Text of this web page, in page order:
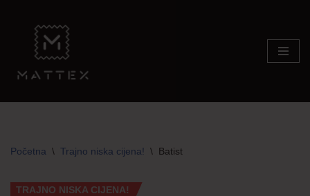
content
Početna \ Trajno niska cijena! \ Batist
TRAJNO NISKA CIJENA!